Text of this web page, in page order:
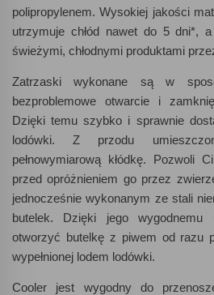
polipropylenem. Wysokiej jakości
utrzymuje chłód nawet do 5 dni*,
świeżymi, chłodnymi produktami
Zatrzaski wykonane są w
bezproblemowe otwarcie i
Dzięki temu szybko i sprawnie
lodówki. Z przodu
pełnowymiarową kłódkę. Pozwoli
przed opróżnieniem go przez
jednocześnie wykonanym ze stali
butelek. Dzięki jego wygodnemu
otworzyć butelkę z piwem od razu
wypełnionej lodem lodówki.
Cooler jest wygodny do